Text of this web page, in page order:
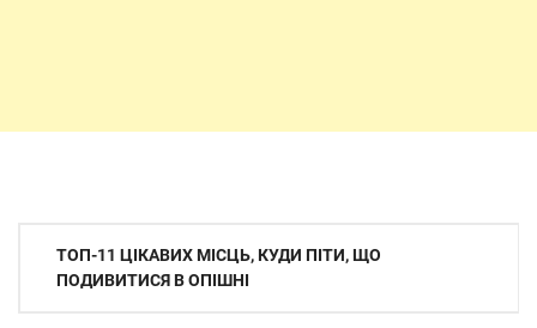
Навігація
записів
ТОП-11 ЦІКАВИХ МІСЦЬ, КУДИ ПІТИ, ЩО
ПОДИВИТИСЯ В ОПІШНІ